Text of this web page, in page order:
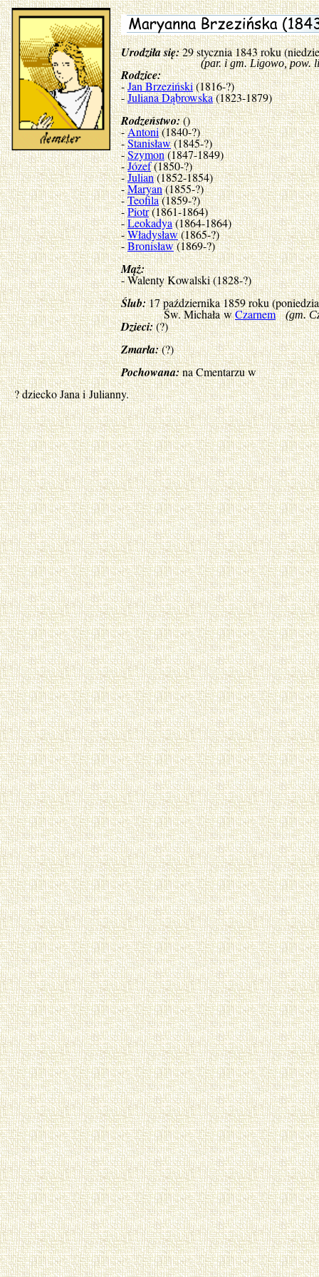
Urodziła się:29 stycznia 1843 roku
(par. i gm. Ligowo, pow.
Rodzice:
-Jan Brzeziński(1816-?)
-Juliana Dąbrowska(1823-1879)
Rodzeństwo:()
-Antoni(1840-?)
-Stanisław(1845-?)
-Szymon(1847-1849)
-Józef(1850-?)
-Julian(1852-1854)
-Maryan(1855-?)
-Teofila(1859-?)
-Piotr(1861-1864)
-Leokadya(1864-1864)
-Władysław(1865-?)
-Bronisław(1869-?)
Mąż:
- Walenty Kowalski (1828-?)
Ślub:17 października 1859 roku
Św. Michała wCzarnem (gm.
Dzieci:(?)
Zmarła:(?)
Pochowana:na Cmentarzu w
? dziecko Jana i Julianny.